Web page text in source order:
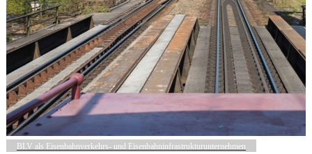
BLV als Eisenbahnverkehrs- und Eisenbahninfrastrukturunternehmen